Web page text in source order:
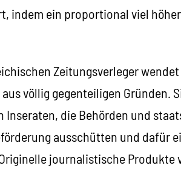
indem ein proportional viel
Zeitungsverleger
völlig gegenteiligen Gründen.
Inseraten, die Behörden und
ausschütten und dafür
journalistische Produkte